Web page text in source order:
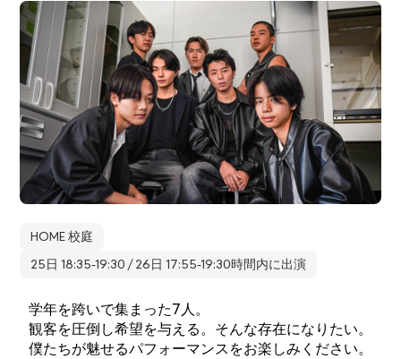
HOME 校庭
25日 18:35-19:30 / 26日 17:55-19:30時間内に出演
学年を跨いで集まった7人。
観客を圧倒し希望を与える。そんな存在になりたい。
僕たちが魅せるパフォーマンスをお楽しみください。